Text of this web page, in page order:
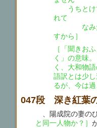
うちとけ
れて
なみだが
すから］
［「聞きお
く」の意味
く、大和物
語訳とは少
るが、今は過
047段 深き紅葉
、陽成院の妻の
と同一人物か？］